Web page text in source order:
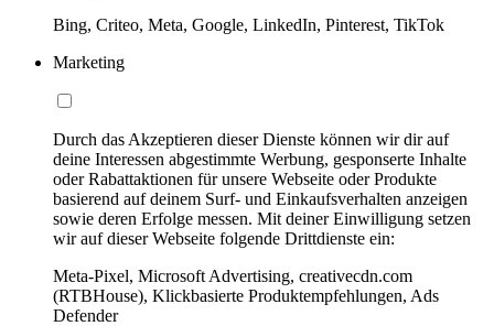
Bing, Criteo, Meta, Google, LinkedIn, Pinterest, TikTok
Marketing
Durch das Akzeptieren dieser Dienste können wir dir auf
deine Interessen abgestimmte Werbung, gesponserte Inhalte
oder Rabattaktionen für unsere Webseite oder Produkte
basierend auf deinem Surf- und Einkaufsverhalten anzeigen
sowie deren Erfolge messen. Mit deiner Einwilligung setzen
wir auf dieser Webseite folgende Drittdienste ein:
Meta-Pixel, Microsoft Advertising, creativecdn.com
(RTBHouse), Klickbasierte Produktempfehlungen, Ads
Defender